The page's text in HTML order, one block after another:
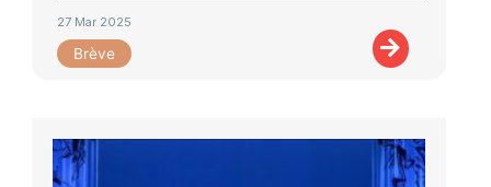
27 Mar 2025
Brève